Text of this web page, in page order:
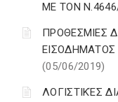
ΜΕ ΤΟΝ
ΠΡΟΘΕΣΜΙΕΣ
ΕΙΣΟΔΗΜΑΤΟΣ
(05/06/2019)
ΛΟΓΙΣΤΙΚΈΣ